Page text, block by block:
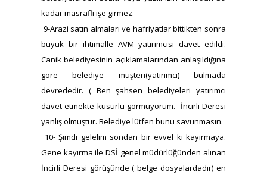
kadar masraflı işe girmez.
9-Arazi satın almaları ve hafriyatlar bittikten sonra
büyük bir ihtimalle AVM yatırımcısı davet edildi.
Canik belediyesinin açıklamalarından anlaşıldığına
göre belediye müşteri(yatırımcı) bulmada
devrededir. ( Ben şahsen belediyeleri yatırımcı
davet etmekte kusurlu görmüyorum. İncirli Deresi
yanlış olmuştur. Belediye lütfen bunu savunmasın.
10- Şimdi gelelim sondan bir evvel ki kayırmaya.
Gene kayırma ile DSİ genel müdürlüğünden alınan
İncirli Deresi görüşünde ( belge dosyalardadır) en